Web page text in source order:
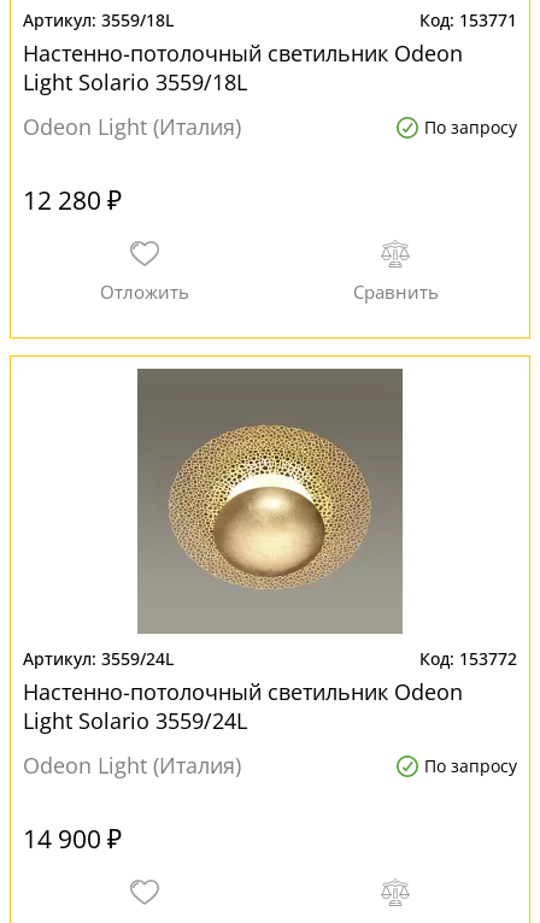
3559/18L 153771
Настенно-потолочный светильник Odeon
Light Solario 3559/18L
Odeon Light (Италия)
По запросу
12 280 ₽
3559/24L 153772
Настенно-потолочный светильник Odeon
Light Solario 3559/24L
Odeon Light (Италия)
По запросу
14 900 ₽